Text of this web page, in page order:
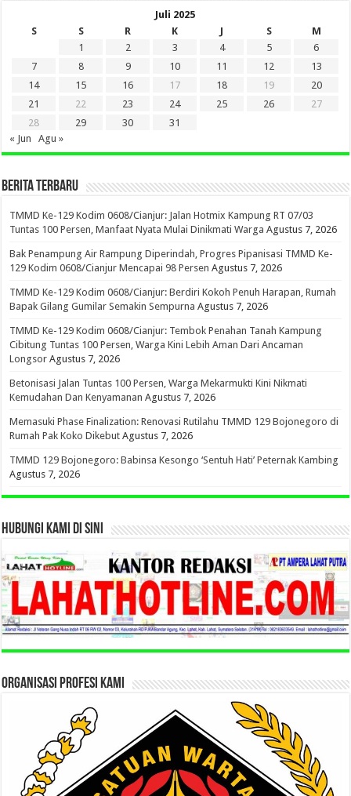
Juli 2025
S
S R K J S
M
1
2 3 4 5
6
7
8 9 10 11 12
13
14
15 16 17 18 19
20
21
22 23 24 25 26
27
28
29 30
31
« Jun
Agu »
BERITA TERBARU
TMMD Ke-129 Kodim 0608/Cianjur: Jalan Hotmix Kampung RT 07/03
Tuntas 100 Persen, Manfaat Nyata Mulai Dinikmati Warga Agustus 7, 2026
Bak Penampung Air Rampung Diperindah, Progres Pipanisasi TMMD Ke-
129 Kodim 0608/Cianjur Mencapai 98 Persen Agustus 7, 2026
TMMD Ke-129 Kodim 0608/Cianjur: Berdiri Kokoh Penuh Harapan, Rumah
Bapak Gilang Gumilar Semakin Sempurna Agustus 7, 2026
TMMD Ke-129 Kodim 0608/Cianjur: Tembok Penahan Tanah Kampung
Cibitung Tuntas 100 Persen, Warga Kini Lebih Aman Dari Ancaman
Longsor Agustus 7, 2026
Betonisasi Jalan Tuntas 100 Persen, Warga Mekarmukti Kini Nikmati
Kemudahan Dan Kenyamanan Agustus 7, 2026
Memasuki Phase Finalization: Renovasi Rutilahu TMMD 129 Bojonegoro di
Rumah Pak Koko Dikebut Agustus 7, 2026
TMMD 129 Bojonegoro: Babinsa Kesongo ‘Sentuh Hati’ Peternak Kambing
Agustus 7, 2026
HUBUNGI KAMI DI SINI
ORGANISASI PROFESI KAMI